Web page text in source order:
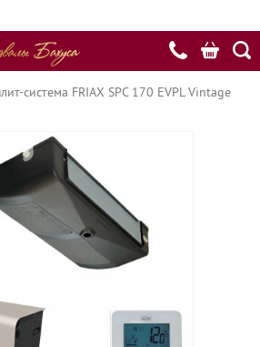
система FRIAX SPC 170 EVPL Vintage